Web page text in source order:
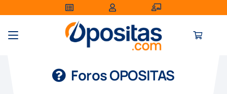
Foros OPOSITAS